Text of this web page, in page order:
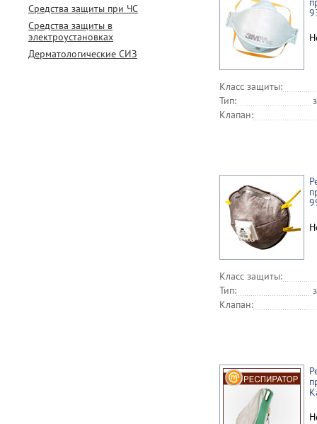
Средства защиты при ЧС
Средства защиты в
электроустановках
Дерматологические СИЗ
Класс защиты:
Тип:
Клапан:
Класс защиты:
Тип:
Клапан: